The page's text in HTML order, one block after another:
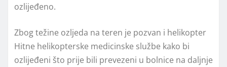
ozlijeđeno.
Zbog težine ozljeda na teren je pozvan i helikopter
Hitne helikopterske medicinske službe kako bi
ozlijeđeni što prije bili prevezeni u bolnice na daljnje